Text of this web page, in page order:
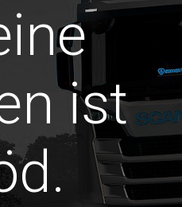
ist